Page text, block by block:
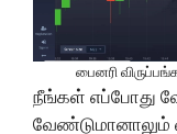
பைனரி
நீங்கள் எப்போது